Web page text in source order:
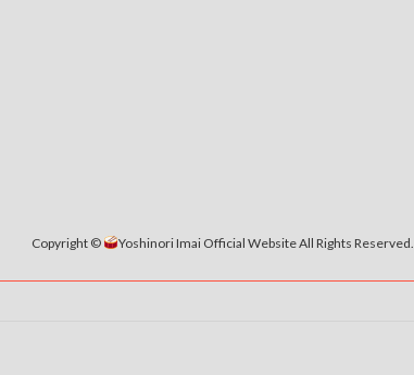
Copyright © Yoshinori Imai Official Website All Rights Reserved.